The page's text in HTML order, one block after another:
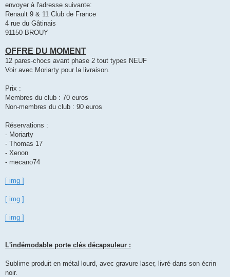
envoyer à l'adresse suivante:
Renault 9 & 11 Club de France
4 rue du Gâtinais
91150 BROUY
OFFRE DU MOMENT
12 pares-chocs avant phase 2 tout types NEUF
Voir avec Moriarty pour la livraison.
Prix :
Membres du club : 70 euros
Non-membres du club : 90 euros
Réservations :
- Moriarty
- Thomas 17
- Xenon
- mecano74
[ img ]
[ img ]
[ img ]
L'indémodable porte clés décapsuleur :
Sublime produit en métal lourd, avec gravure laser, livré dans son écrin
noir.